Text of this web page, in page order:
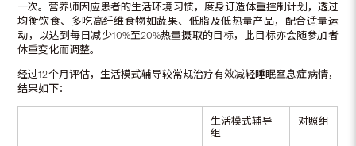
一次。营养师因应患者的生活环境习惯，度身订造体重控制计划，透过
均衡饮食、多吃高纤维食物如蔬果、低脂及低热量产品，配合适量运
动，以达到每日减少10%至20%热量摄取的目标，此目标亦会随参加者
体重变化而调整。
经过12个月评估，生活模式辅导较常规治疗有效减轻睡眠窒息症病情，
结果如下：
生活模式辅导
组
对照组